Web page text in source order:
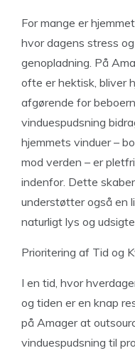
For mange er
hvor dagens stress
genopladning. På
ofte er hektisk, bliver
afgørende for
vinduespudsning
hjemmets vinduer –
mod verden – er
indenfor. Dette
understøtter også en
naturligt lys og
Prioritering af Tid og
I en tid, hvor
og tiden er en knap
på Amager at
vinduespudsning til